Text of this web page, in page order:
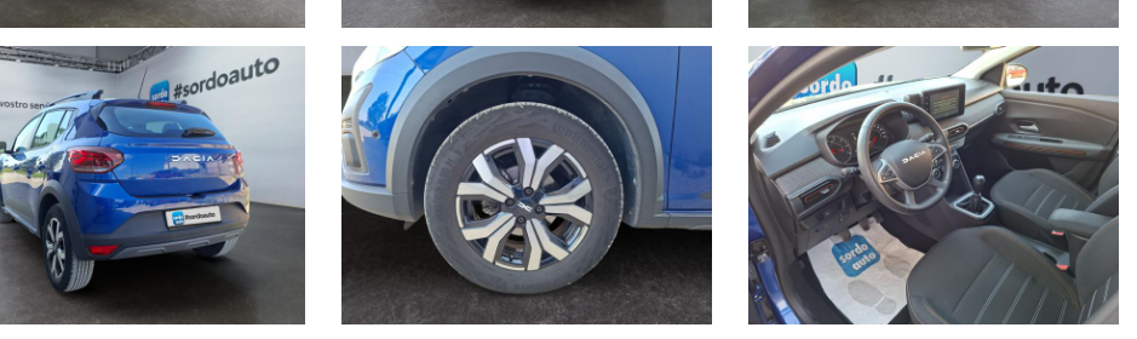
di proprietà escluso.
mercato, con anticipoZEROe dilazionabili fino a 96 mensilità.
della correttezza dei dati e della disponibilità del mezzo tramite contatto telefonico.